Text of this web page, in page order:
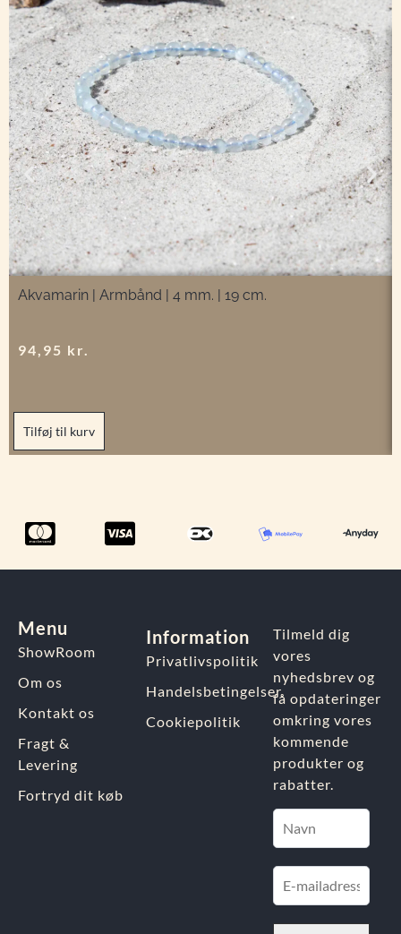
Akvamarin | Armbånd | 4 mm. | 19 cm.
94,95 kr.
Tilføj til kurv
Menu
ShowRoom
Om os
Kontakt os
Fragt &
Levering
Fortryd dit køb
Information
Privatlivspolitik
Handelsbetingelser
Cookiepolitik
Tilmeld dig
vores
nyhedsbrev og
få opdateringer
omkring vores
kommende
produkter og
rabatter.